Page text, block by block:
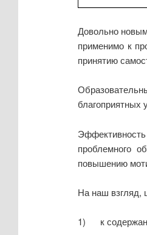
Довольно
применимо к
принятию
благоприятных
проблемного
повышению
На наш взгляд,
1) к